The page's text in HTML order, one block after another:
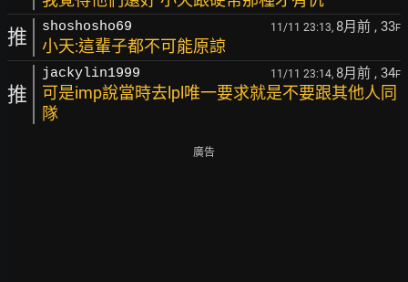
推 shoshosho69 11/11 23:13, 8月前 , 33F
小天:這輩子都不可能原諒
推
jackylin1999 11/11 23:14, 8月前 , 34F
可是imp說當時去lpl唯一要求就是不要跟其他人同
隊
廣告